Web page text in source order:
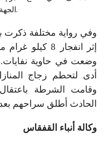
الجهة المقصودة للانتحارية من لم تعرف.
وفي رواية مختلفة ذكرت
إثر انفجار 8
وضعت في حاوية نفايات.
أدى لتحطم زجاج
وقامت الشرطة
الحادث أطلق سراحهم
وكالة أنباء القفقاس